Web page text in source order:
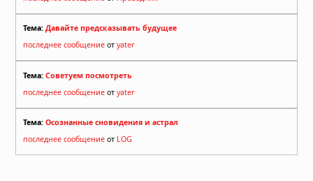
Тема: Давайте предсказывать будущее
последнее сообщение от yater
Тема: Советуем посмотреть
последнее сообщение от yater
Тема: Осознанные сновидения и астрал
последнее сообщение от LOG